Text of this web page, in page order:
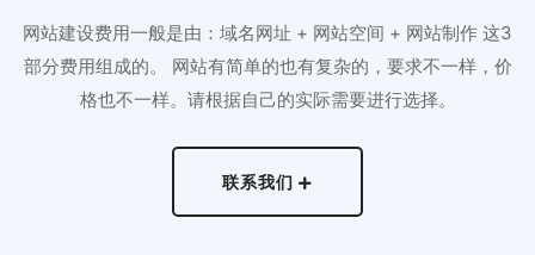
网站建设费用一般是由：域名网址 + 网站空间 + 网站制作 这3
部分费用组成的。 网站有简单的也有复杂的，要求不一样，价
格也不一样。请根据自己的实际需要进行选择。
联系我们